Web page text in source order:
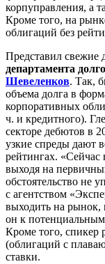
корпуправления, а
Кроме того, на
облигаций без
Представил свежие
департамента
Шевеленков. Так,
объема долга в
корпоративных
ч. и кредитного).
секторе дебютов в
узкие спреды дают
рейтингах.
выходя на
обстоятельство не
с агентством
выходить на рынок,
он к
Кроме того, спикер
(облигаций с
ставки.